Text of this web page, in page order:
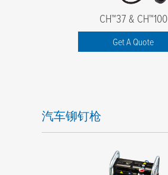
CH™37 & CH™100
Get A Quote
汽车铆钉枪